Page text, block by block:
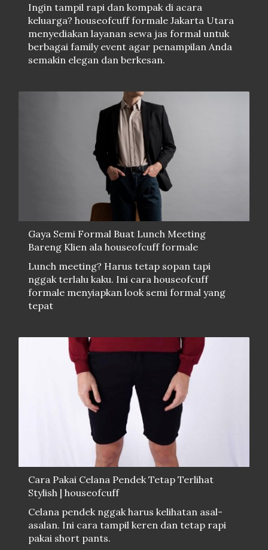
Ingin tampil rapi dan kompak di acara
keluarga? houseofcuff formale Jakarta Utara
menyediakan layanan sewa jas formal untuk
berbagai family event agar penampilan Anda
semakin elegan dan berkesan.
Gaya Semi Formal Buat Lunch Meeting
Bareng Klien ala houseofcuff formale
Lunch meeting? Harus tetap sopan tapi
nggak terlalu kaku. Ini cara houseofcuff
formale menyiapkan look semi formal yang
tepat
Cara Pakai Celana Pendek Tetap Terlihat
Stylish | houseofcuff
Celana pendek nggak harus kelihatan asal-
asalan. Ini cara tampil keren dan tetap rapi
pakai short pants.